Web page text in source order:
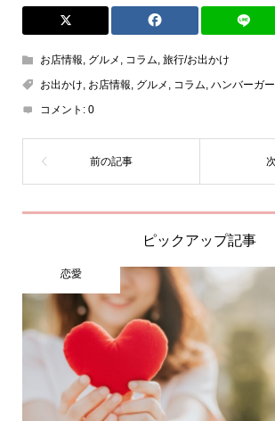
お店情報, グルメ , コラム, 旅行/お出かけ
お出かけ, お店情報, グルメ , コラム, ハンバーガー
コメント: 0
ピックアップ記事
恋愛